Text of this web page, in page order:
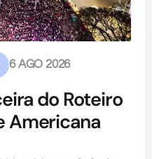
6 AGO 2026
do Roteiro
Americana